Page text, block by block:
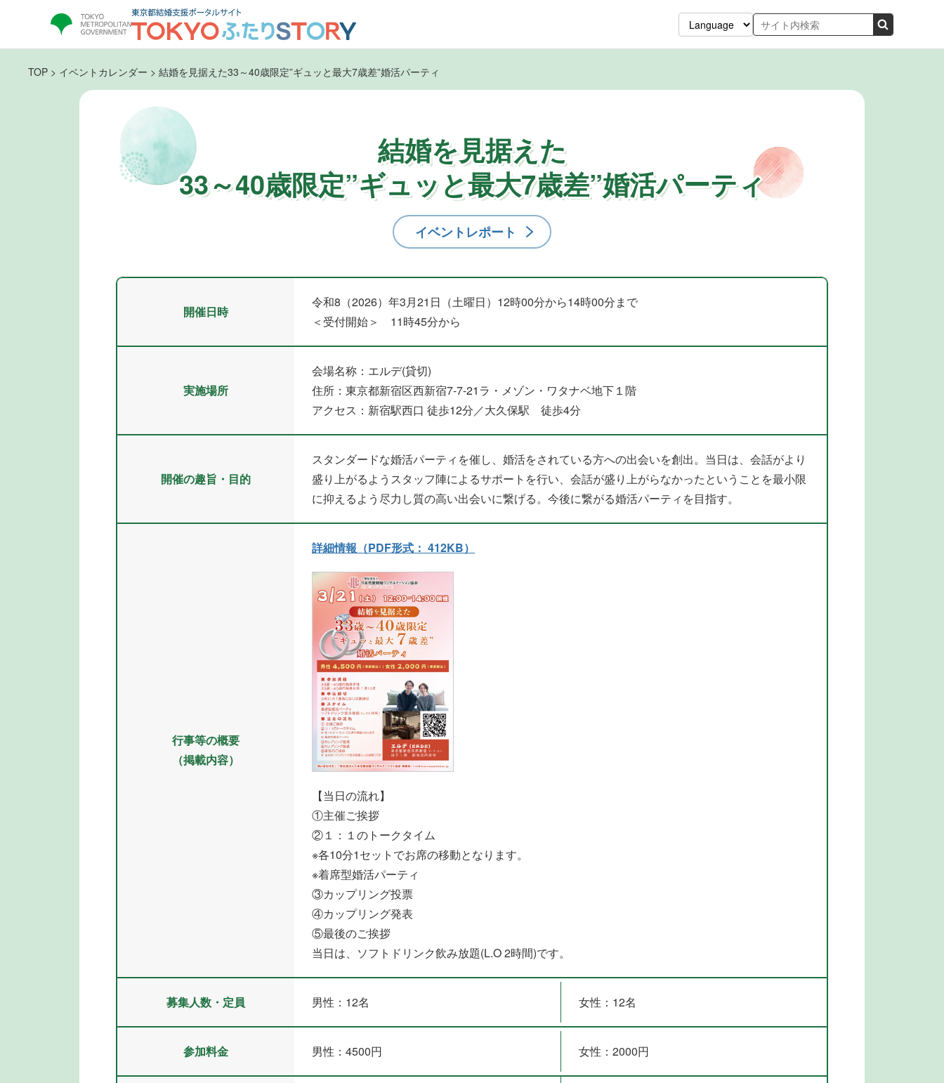
TOP > イベントカレンダー > 結婚を見据えた33～40歳限定”ギュッと最大7歳差”婚活パーティ
結婚を見据えた
33～40歳限定”ギュッと最大7歳差”婚活パーティ
イベントレポート
開催日時
令和8（2026）年3月21日（土曜日）12時00分から14時00分まで
＜受付開始＞ 11時45分から
実施場所
会場名称：エルデ(貸切)
住所：東京都新宿区西新宿7-7-21ラ・メゾン・ワタナベ地下１階
アクセス：新宿駅西口 徒歩12分／大久保駅 徒歩4分
開催の趣旨・目的
スタンダードな婚活パーティを催し、婚活をされている方への出会いを創出。当日は、会話がより
盛り上がるようスタッフ陣によるサポートを行い、会話が盛り上がらなかったということを最小限
に抑えるよう尽力し質の高い出会いに繋げる。今後に繋がる婚活パーティを目指す。
行事等の概要
（掲載内容）
詳細情報（PDF形式： 412KB）
【当日の流れ】
①主催ご挨拶
②１：１のトークタイム
※各10分1セットでお席の移動となります。
※着席型婚活パーティ
③カップリング投票
④カップリング発表
⑤最後のご挨拶
当日は、ソフトドリンク飲み放題(L.O 2時間)です。
募集人数・定員 男性：12名 女性：12名
参加料金 男性：4500円 女性：2000円